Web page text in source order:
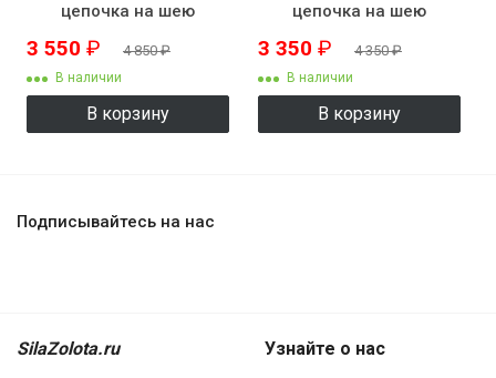
цепочка на шею
KZK8507
3 550 ₽ 4 850₽
В наличии
В корзину
цепочка на шею
KZK8508
3 350 ₽ 4 350₽
В наличии
В корзину
Подписывайтесь на нас
SilaZolota.ru Узнайте о нас